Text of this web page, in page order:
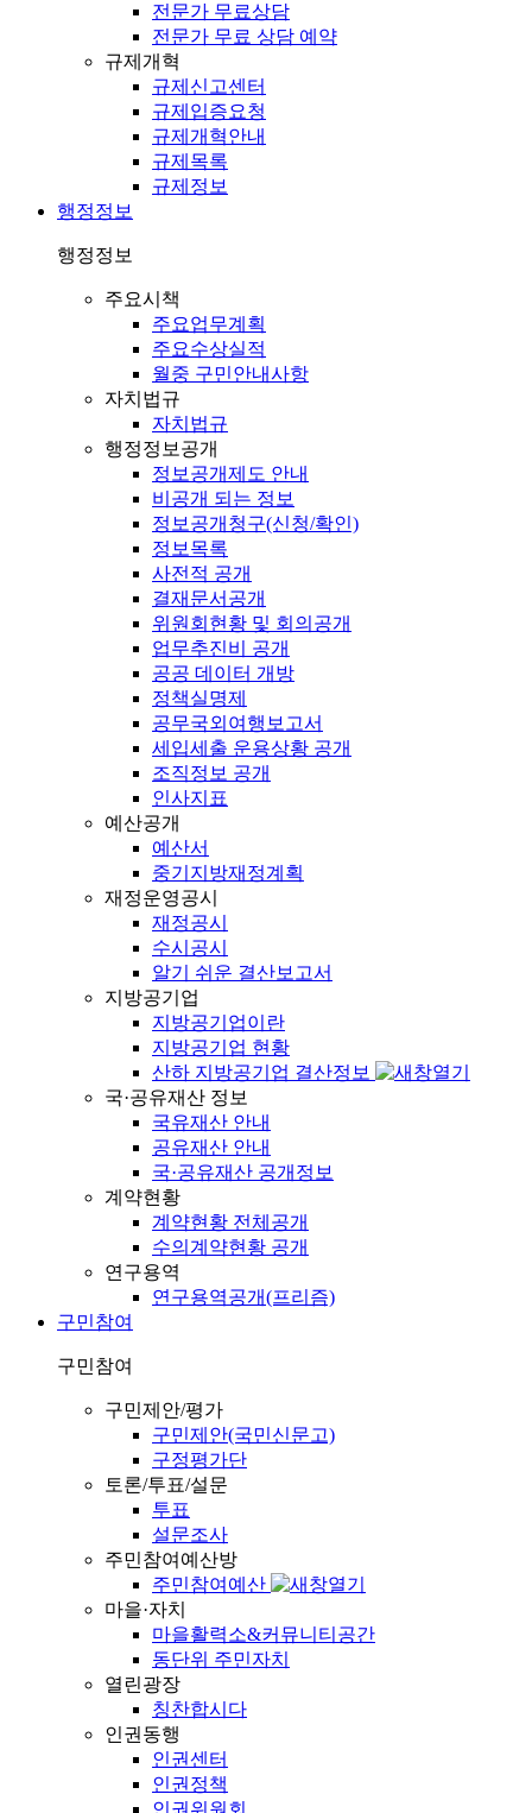
전문가 무료상담
전문가 무료 상담 예약
규제개혁
규제신고센터
규제입증요청
규제개혁안내
규제목록
규제정보
행정정보
행정정보
주요시책
주요업무계획
주요수상실적
월중 구민안내사항
자치법규
자치법규
행정정보공개
정보공개제도 안내
비공개 되는 정보
정보공개청구(신청/확인)
정보목록
사전적 공개
결재문서공개
위원회현황 및 회의공개
업무추진비 공개
공공 데이터 개방
정책실명제
공무국외여행보고서
세입세출 운용상황 공개
조직정보 공개
인사지표
예산공개
예산서
중기지방재정계획
재정운영공시
재정공시
수시공시
알기 쉬운 결산보고서
지방공기업
지방공기업이란
지방공기업 현황
산하 지방공기업 결산정보
국·공유재산 정보
국유재산 안내
공유재산 안내
국·공유재산 공개정보
계약현황
계약현황 전체공개
수의계약현황 공개
연구용역
연구용역공개(프리즘)
구민참여
구민참여
구민제안/평가
구민제안(국민신문고)
구정평가단
토론/투표/설문
투표
설문조사
주민참여예산방
주민참여예산
마을·자치
마을활력소&커뮤니티공간
동단위 주민자치
열린광장
칭찬합시다
인권동행
인권센터
인권정책
인권위원회